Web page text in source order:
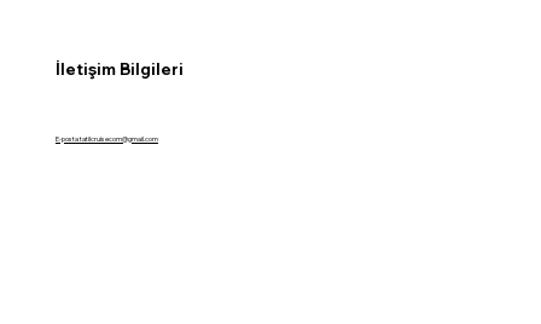
İletişim Bilgileri
E-posta tatilcruisecom@gmail.com